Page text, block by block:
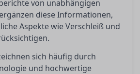
von unabhängigen
diese Informationen,
Aspekte wie Verschleiß und
sich häufig durch
und hochwertige